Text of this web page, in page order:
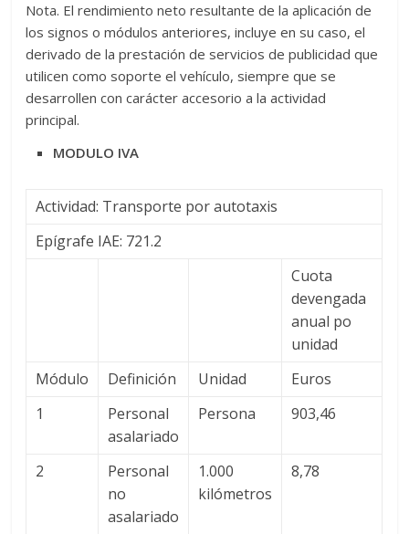
Nota. El rendimiento neto resultante de la aplicación de
los signos o módulos anteriores, incluye en su caso, el
derivado de la prestación de servicios de publicidad que
utilicen como soporte el vehículo, siempre que se
desarrollen con carácter accesorio a la actividad
principal.
MODULO IVA
Actividad: Transporte por autotaxis
Epígrafe IAE: 721.2
Cuota
devengada
anual po
unidad
Módulo
Definición Unidad
Euros
1
Personal
asalariado
Persona 903,46
2
Personal
no
asalariado
1.000
kilómetros
8,78